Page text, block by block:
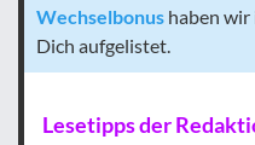
Wechselbonus haben wir
Dich aufgelistet.
Lesetipps der